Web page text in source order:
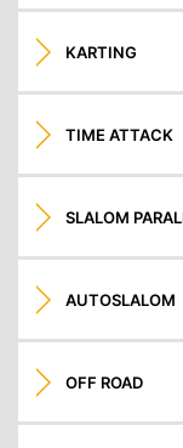
KARTING
TIME ATTACK
SLALOM
AUTOSLALOM
OFF ROAD